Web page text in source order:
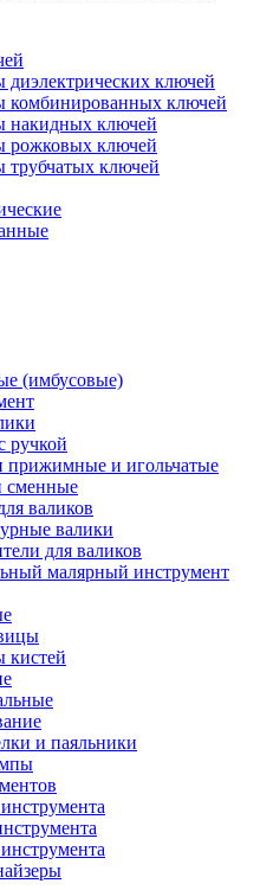
диэлектрических ключей
комбинированных ключей
накидных ключей
рожковых ключей
трубчатых ключей
(имбусовые)
ручкой
прижимные и игольчатые
сменные
валиков
валики
для валиков
малярный инструмент
кистей
и паяльники